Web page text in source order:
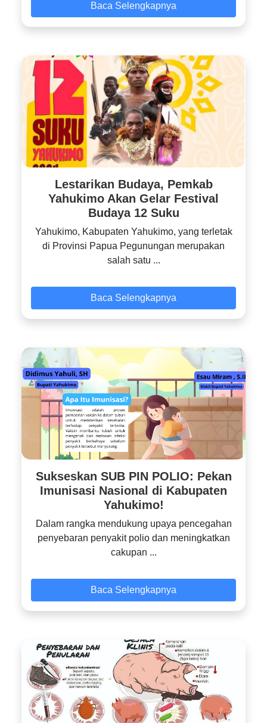
Baca Selengkapnya
Lestarikan Budaya, Pemkab
Yahukimo Akan Gelar Festival
Budaya 12 Suku
Yahukimo, Kabupaten Yahukimo, yang terletak
di Provinsi Papua Pegunungan merupakan
salah satu ...
Baca Selengkapnya
Sukseskan SUB PIN POLIO: Pekan
Imunisasi Nasional di Kabupaten
Yahukimo!
Dalam rangka mendukung upaya pencegahan
penyebaran penyakit polio dan meningkatkan
cakupan ...
Baca Selengkapnya